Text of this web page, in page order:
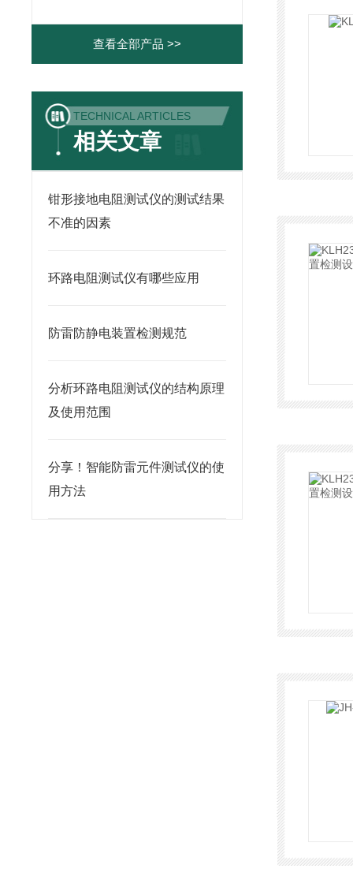
查看全部产品 >>
TECHNICAL ARTICLES
相关文章
钳形接地电阻测试仪的测试结果
不准的因素
环路电阻测试仪有哪些应用
防雷防静电装置检测规范
分析环路电阻测试仪的结构原理
及使用范围
分享！智能防雷元件测试仪的使
用方法